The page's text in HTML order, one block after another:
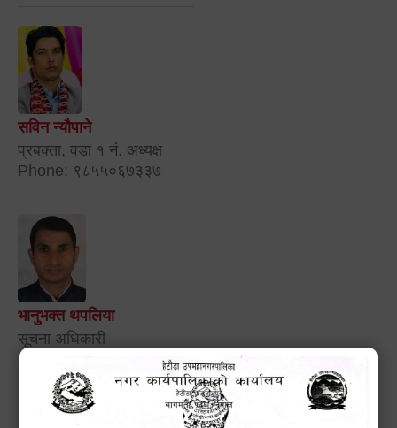
सविन न्यौपाने
प्रबक्ता, वडा १ नं. अध्यक्ष
Phone: ९८५५०६७३३७
भानुभक्त थपलिया
सूचना अधिकारी
Phone: ९८५५०१२७४२